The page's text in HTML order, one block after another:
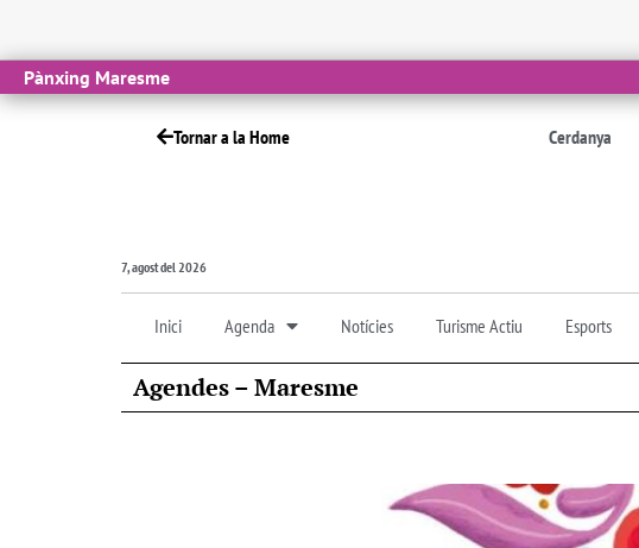
Pànxing Maresme
Tornar a la Home Cerdanya
7, agost del 2026
Inici Agenda Notícies Turisme Actiu Esports
Agendes – Maresme